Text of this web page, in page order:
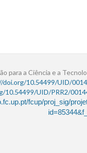
para a Ciência e a
10.54499/UID/
10.54499/UID/PRR2/
fcup/proj_sig/